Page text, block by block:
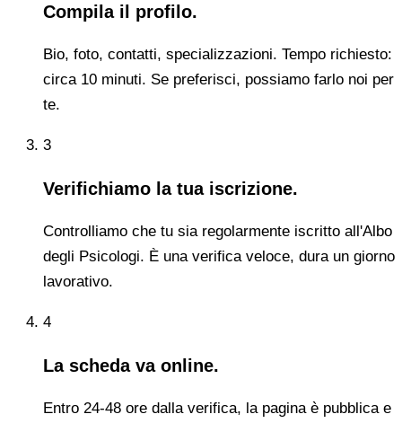
Compila il profilo.
Bio, foto, contatti, specializzazioni. Tempo richiesto:
circa 10 minuti. Se preferisci, possiamo farlo noi per
te.
3
Verifichiamo la tua iscrizione.
Controlliamo che tu sia regolarmente iscritto all'Albo
degli Psicologi. È una verifica veloce, dura un giorno
lavorativo.
4
La scheda va online.
Entro 24-48 ore dalla verifica, la pagina è pubblica e